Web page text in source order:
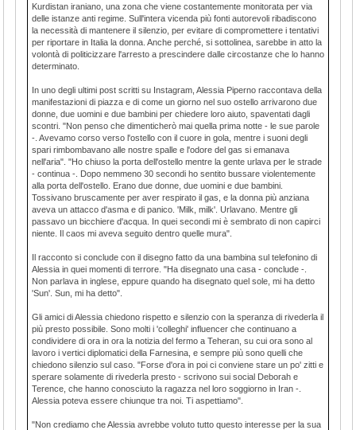
Kurdistan iraniano, una zona che viene costantemente monitorata per via
delle istanze anti regime. Sull'intera vicenda più fonti autorevoli ribadiscono
la necessità di mantenere il silenzio, per evitare di compromettere i tentativi
per riportare in Italia la donna. Anche perché, si sottolinea, sarebbe in atto la
volontà di politicizzare l'arresto a prescindere dalle circostanze che lo hanno
determinato.
In uno degli ultimi post scritti su Instagram, Alessia Piperno raccontava della
manifestazioni di piazza e di come un giorno nel suo ostello arrivarono due
donne, due uomini e due bambini per chiedere loro aiuto, spaventati dagli
scontri. "Non penso che dimenticherò mai quella prima notte - le sue parole
-. Avevamo corso verso l'ostello con il cuore in gola, mentre i suoni degli
spari rimbombavano alle nostre spalle e l'odore del gas si emanava
nell'aria". "Ho chiuso la porta dell'ostello mentre la gente urlava per le strade
- continua -. Dopo nemmeno 30 secondi ho sentito bussare violentemente
alla porta dell'ostello. Erano due donne, due uomini e due bambini.
Tossivano bruscamente per aver respirato il gas, e la donna più anziana
aveva un attacco d'asma e di panico. 'Milk, milk'. Urlavano. Mentre gli
passavo un bicchiere d'acqua. In quei secondi mi è sembrato di non capirci
niente. Il caos mi aveva seguito dentro quelle mura".
Il racconto si conclude con il disegno fatto da una bambina sul telefonino di
Alessia in quei momenti di terrore. "Ha disegnato una casa - conclude -.
Non parlava in inglese, eppure quando ha disegnato quel sole, mi ha detto
'Sun'. Sun, mi ha detto".
Gli amici di Alessia chiedono rispetto e silenzio con la speranza di rivederla il
più presto possibile. Sono molti i 'colleghi' influencer che continuano a
condividere di ora in ora la notizia del fermo a Teheran, su cui ora sono al
lavoro i vertici diplomatici della Farnesina, e sempre più sono quelli che
chiedono silenzio sul caso. "Forse d'ora in poi ci conviene stare un po' zitti e
sperare solamente di rivederla presto - scrivono sui social Deborah e
Terence, che hanno conosciuto la ragazza nel loro soggiorno in Iran -.
Alessia poteva essere chiunque tra noi. Ti aspettiamo".
"Non crediamo che Alessia avrebbe voluto tutto questo interesse per la sua